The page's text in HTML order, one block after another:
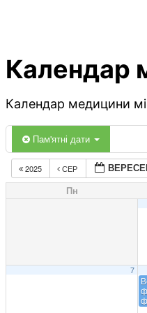
Календар
Календар медицини
Пам'ятні дати
2025 СЕР
Пн
7